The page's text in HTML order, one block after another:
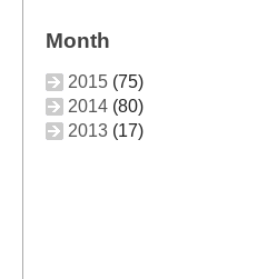
Month
2015 (75)
2014 (80)
2013 (17)